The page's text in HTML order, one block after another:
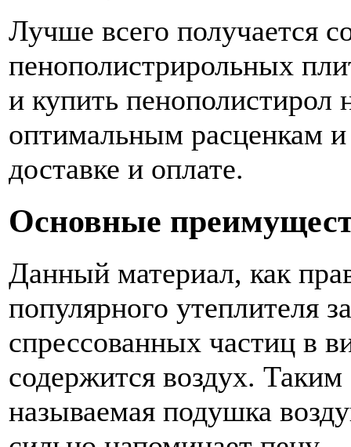
Лучше всего получается
пенополистрирольных
и купить пенополистирол
оптимальным расценкам
доставке и оплате.
Основные
Данный материал, как
популярного утеплителя
спрессованных частиц в
содержится воздух. Таким
называемая подушка